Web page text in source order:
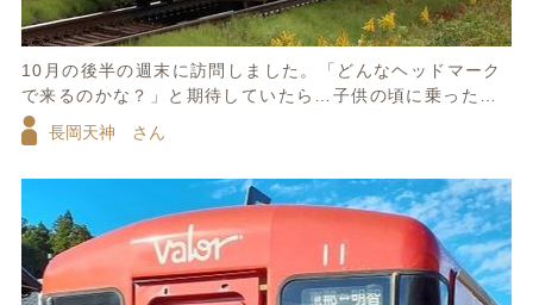
10月の後半の週末に訪問しました。「どんなヘッドマーク
で来るのかな？」と期待していたら…子供の頃に乗った、
「急行 立山」のヘッドマーク。早朝からの雨もその時だ
け止んで、「まるで富山地鉄線を走っている様な光景」に
長岡天神 さん